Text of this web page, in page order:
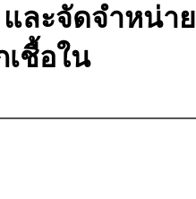
ละจัดจำหน่าย
ชื้อใน